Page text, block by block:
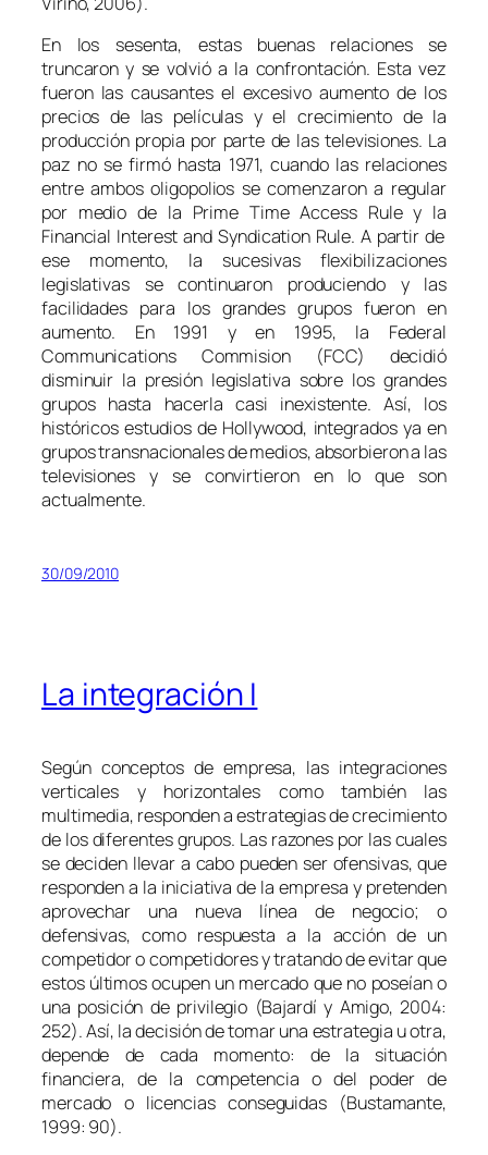
En los sesenta, estas buenas relaciones se
truncaron y se volvió a la confrontación. Esta vez
fueron las causantes el excesivo aumento de los
precios de las películas y el crecimiento de la
producción propia por parte de las televisiones. La
paz no se firmó hasta 1971, cuando las relaciones
entre ambos oligopolios se comenzaron a regular
por medio de la Prime Time Access Ruley la
Financial Interest and Syndication Rule. A partir de
ese momento, la sucesivas flexibilizaciones
legislativas se continuaron produciendo y las
facilidades para los grandes grupos fueron en
aumento. En 1991 y en 1995, la Federal
Communications Commision (FCC) decidió
disminuir la presión legislativa sobre los grandes
grupos hasta hacerla casi inexistente. Así, los
históricos estudios de Hollywood, integrados ya en
grupos transnacionales de medios, absorbieron a las
televisiones y se convirtieron en lo que son
actualmente.
30/09/2010
La integración I
Según conceptos de empresa, las integraciones
verticales y horizontales como también las
multimedia, responden a estrategias de crecimiento
de los diferentes grupos. Las razones por las cuales
se deciden llevar a cabo pueden ser ofensivas, que
responden a la iniciativa de la empresa y pretenden
aprovechar una nueva línea de negocio; o
defensivas, como respuesta a la acción de un
competidor o competidores y tratando de evitar que
estos últimos ocupen un mercado que no poseían o
una posición de privilegio (Bajardí y Amigo, 2004:
252). Así, la decisión de tomar una estrategia u otra,
depende de cada momento: de la situación
financiera, de la competencia o del poder de
mercado o licencias conseguidas (Bustamante,
1999: 90).